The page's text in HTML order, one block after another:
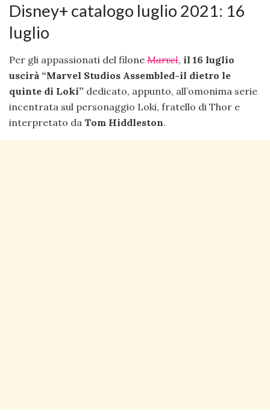
Disney+ catalogo luglio 2021: 16
luglio
Per gli appassionati del filone Marvel, il 16 luglio
uscirà “Marvel Studios Assembled-il dietro le
quinte di Loki” dedicato, appunto, all’omonima serie
incentrata sul personaggio Loki, fratello di Thor e
interpretato da Tom Hiddleston.